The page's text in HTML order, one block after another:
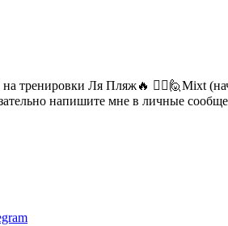
тренировки Ля Пляж🔥 🙋‍♀️🙋Mixt
напишите мне в личные